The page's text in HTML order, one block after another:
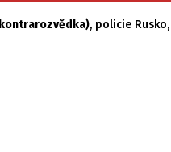
, policie Rusko,